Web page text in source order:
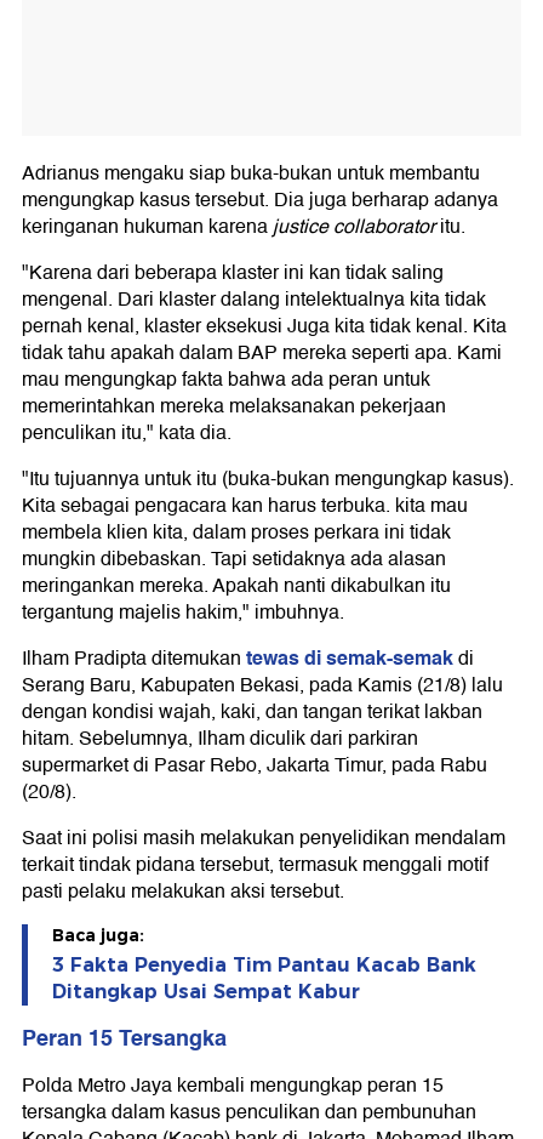
Adrianus mengaku siap buka-bukan untuk membantu
mengungkap kasus tersebut. Dia juga berharap adanya
keringanan hukuman karenajustice collaboratoritu.
"Karena dari beberapa klaster ini kan tidak saling
mengenal. Dari klaster dalang intelektualnya kita tidak
pernah kenal, klaster eksekusi Juga kita tidak kenal. Kita
tidak tahu apakah dalam BAP mereka seperti apa. Kami
mau mengungkap fakta bahwa ada peran untuk
memerintahkan mereka melaksanakan pekerjaan
penculikan itu," kata dia.
"Itu tujuannya untuk itu (buka-bukan mengungkap kasus).
Kita sebagai pengacara kan harus terbuka. kita mau
membela klien kita, dalam proses perkara ini tidak
mungkin dibebaskan. Tapi setidaknya ada alasan
meringankan mereka. Apakah nanti dikabulkan itu
tergantung majelis hakim," imbuhnya.
Ilham Pradipta ditemukantewas di semak-semakdi
Serang Baru, Kabupaten Bekasi, pada Kamis (21/8) lalu
dengan kondisi wajah, kaki, dan tangan terikat lakban
hitam. Sebelumnya, Ilham diculik dari parkiran
supermarket di Pasar Rebo, Jakarta Timur, pada Rabu
(20/8).
Saat ini polisi masih melakukan penyelidikan mendalam
terkait tindak pidana tersebut, termasuk menggali motif
pasti pelaku melakukan aksi tersebut.
Baca juga:
3 Fakta Penyedia Tim Pantau Kacab Bank
Ditangkap Usai Sempat Kabur
Peran 15 Tersangka
Polda Metro Jaya kembali mengungkap peran 15
tersangka dalam kasus penculikan dan pembunuhan